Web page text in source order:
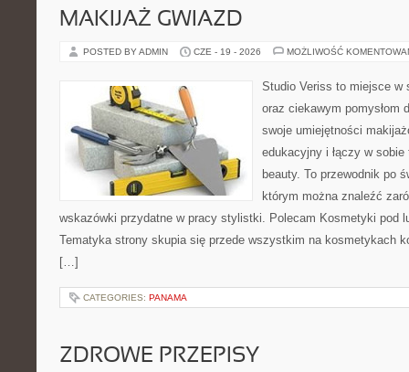
MAKIJAŻ GWIAZD
POSTED BY ADMIN CZE - 19 - 2026 MOŻLIWOŚĆ
Studio Veriss to miejsce w
oraz ciekawym pomysłom
swoje umiejętności
edukacyjny i łączy w
beauty. To przewodnik po
którym można znaleźć
wskazówki przydatne w pracy stylistki. Polecam Kosmetyki pod
Tematyka strony skupia się przede wszystkim na kosmetykach
[…]
CATEGORIES: PANAMA
ZDROWE PRZEPISY